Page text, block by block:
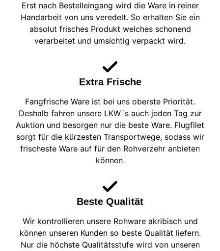
Erst nach Bestelleingang wird die Ware in reiner
Handarbeit von uns veredelt. So erhalten Sie ein
absolut frisches Produkt welches schonend
verarbeitet und umsichtig verpackt wird.
Extra Frische
Fangfrische Ware ist bei uns oberste Priorität.
Deshalb fahren unsere LKW´s auch jeden Tag zur
Auktion und besorgen nur die beste Ware. Flugfilet
sorgt für die kürzesten Transportwege, sodass wir
frischeste Ware auf für den Rohverzehr anbieten
können.
Beste Qualität
Wir kontrollieren unsere Rohware akribisch und
können unseren Kunden so beste Qualität liefern.
Nur die höchste Qualitätsstufe wird von unseren